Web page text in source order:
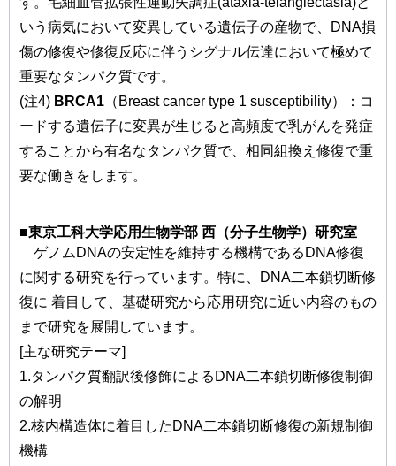
いう病気において変異している遺伝子の産物で、DNA損
傷の修復や修復反応に伴うシグナル伝達において極めて
重要なタンパク質です。
(注4) BRCA1 （Breast cancer type 1 susceptibility）：コ
ードする遺伝子に変異が生じると高頻度で乳がんを発症
することから有名なタンパク質で、相同組換え修復で重
要な働きをします。
■東京工科大学応用生物学部 西（分子生物学）研究室
ゲノムDNAの安定性を維持する機構であるDNA修復
に関する研究を行っています。特に、DNA二本鎖切断修
復に 着目して、基礎研究から応用研究に近い内容のもの
まで研究を展開しています。
[主な研究テーマ]
1.タンパク質翻訳後修飾によるDNA二本鎖切断修復制御
の解明
2.核内構造体に着目したDNA二本鎖切断修復の新規制御
機構